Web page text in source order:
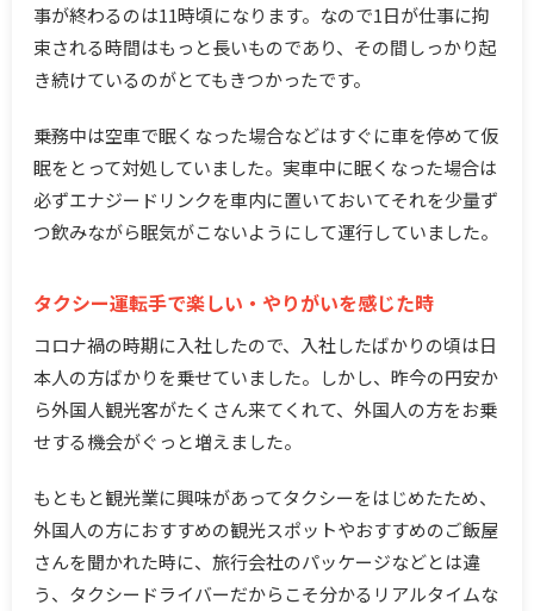
事が終わるのは11時頃になります。なので1日が仕事に拘
束される時間はもっと長いものであり、その間しっかり起
き続けているのがとてもきつかったです。
乗務中は空車で眠くなった場合などはすぐに車を停めて仮
眠をとって対処していました。実車中に眠くなった場合は
必ずエナジードリンクを車内に置いておいてそれを少量ず
つ飲みながら眠気がこないようにして運行していました。
タクシー運転手で楽しい・やりがいを感じた時
コロナ禍の時期に入社したので、入社したばかりの頃は日
本人の方ばかりを乗せていました。しかし、昨今の円安か
ら外国人観光客がたくさん来てくれて、外国人の方をお乗
せする機会がぐっと増えました。
もともと観光業に興味があってタクシーをはじめたため、
外国人の方におすすめの観光スポットやおすすめのご飯屋
さんを聞かれた時に、旅行会社のパッケージなどとは違
う、タクシードライバーだからこそ分かるリアルタイムな